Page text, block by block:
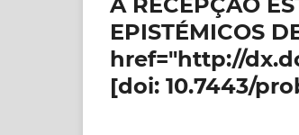
EPISTÉMICOS
href="http://
[doi: 10.7443/